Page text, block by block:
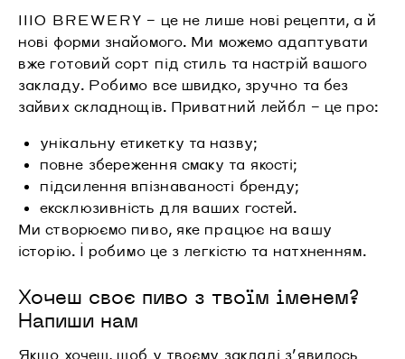
IIIO BREWERY – це не лише нові рецепти, а й
нові форми знайомого. Ми можемо адаптувати
вже готовий сорт під стиль та настрій вашого
закладу. Робимо все швидко, зручно та без
зайвих складнощів. Приватний лейбл – це про:
унікальну етикетку та назву;
повне збереження смаку та якості;
підсилення впізнаваності бренду;
ексклюзивність для ваших гостей.
Ми створюємо пиво, яке працює на вашу
історію. І робимо це з легкістю та натхненням.
Хочеш своє пиво з твоїм іменем?
Напиши нам
Якщо хочеш, щоб у твоєму закладі з’явилось